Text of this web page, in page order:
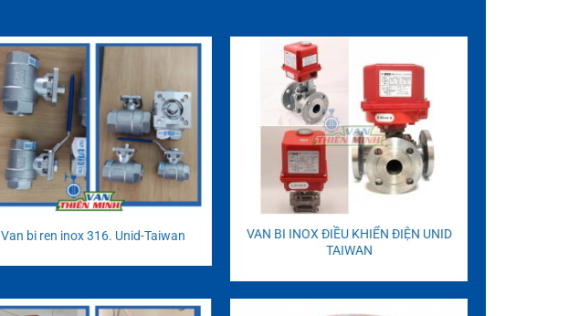
Van bi ren inox 316. Unid-Taiwan
VAN BI INOX ĐIỀU KHIỂN ĐIỆN UNID
TAIWAN